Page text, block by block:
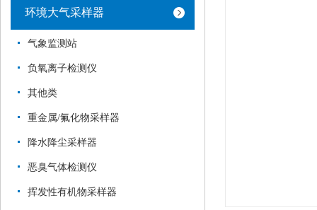
环境大气采样器
气象监测站
负氧离子检测仪
其他类
重金属/氟化物采样器
降水降尘采样器
恶臭气体检测仪
挥发性有机物采样器